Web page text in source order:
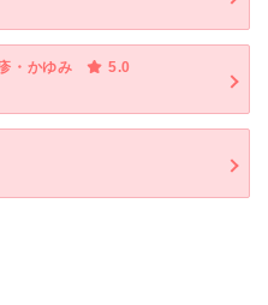
・かゆみ
5.0